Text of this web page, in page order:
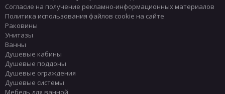
Согласие на получение рекламно-информационных материалов
Политика использования файлов cookie на сайте
Раковины
Унитазы
Ванны
Душевые кабины
Душевые поддоны
Душевые ограждения
Душевые системы
Мебель для ванной